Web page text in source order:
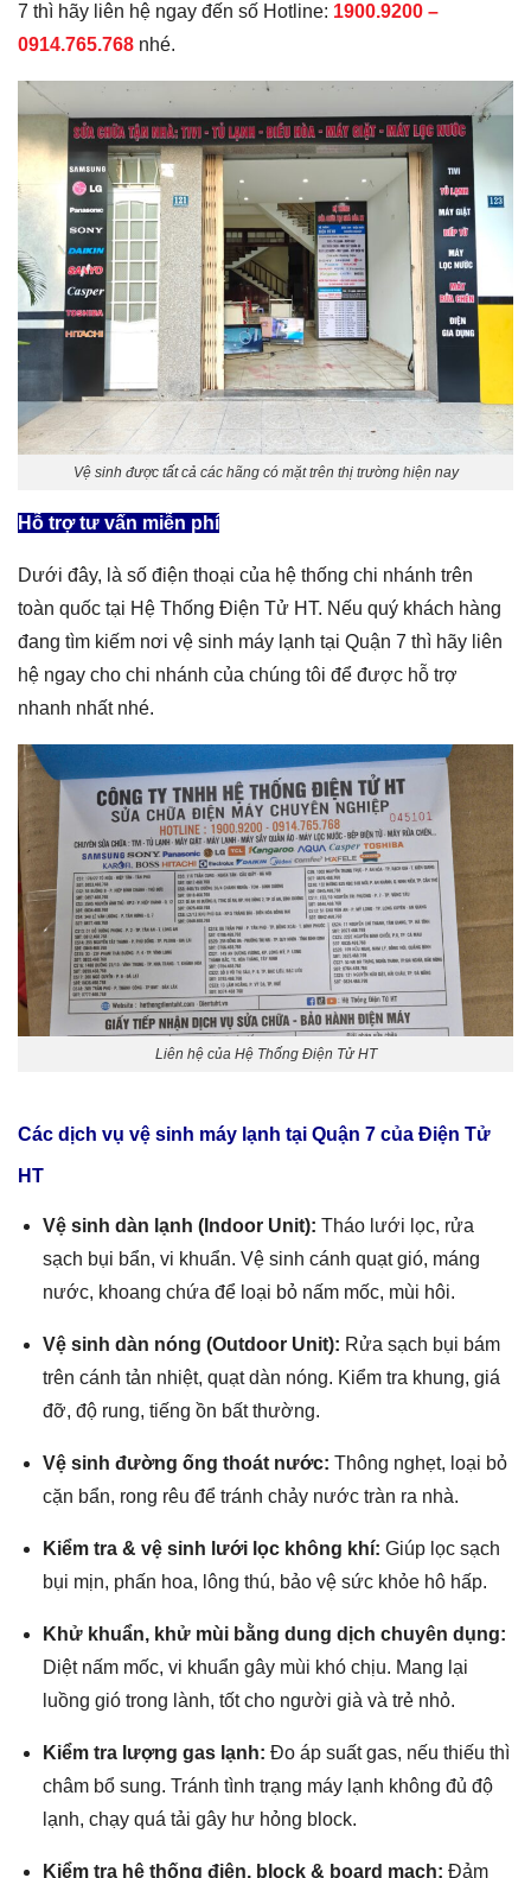
7 thì hãy liên hệ ngay đến số Hotline: 1900.9200 –
0914.765.768 nhé.
Vệ sinh được tất cả các hãng có mặt trên thị trường hiện nay
Hỗ trợ tư vấn miễn phí
Dưới đây, là số điện thoại của hệ thống chi nhánh trên
toàn quốc tại Hệ Thống Điện Tử HT. Nếu quý khách hàng
đang tìm kiếm nơi vệ sinh máy lạnh tại Quận 7 thì hãy liên
hệ ngay cho chi nhánh của chúng tôi để được hỗ trợ
nhanh nhất nhé.
Liên hệ của Hệ Thống Điện Tử HT
Các dịch vụ vệ sinh máy lạnh tại Quận 7 của Điện Tử
HT
Vệ sinh dàn lạnh (Indoor Unit): Tháo lưới lọc, rửa
sạch bụi bẩn, vi khuẩn. Vệ sinh cánh quạt gió, máng
nước, khoang chứa để loại bỏ nấm mốc, mùi hôi.
Vệ sinh dàn nóng (Outdoor Unit): Rửa sạch bụi bám
trên cánh tản nhiệt, quạt dàn nóng. Kiểm tra khung, giá
đỡ, độ rung, tiếng ồn bất thường.
Vệ sinh đường ống thoát nước: Thông nghẹt, loại bỏ
cặn bẩn, rong rêu để tránh chảy nước tràn ra nhà.
Kiểm tra & vệ sinh lưới lọc không khí: Giúp lọc sạch
bụi mịn, phấn hoa, lông thú, bảo vệ sức khỏe hô hấp.
Khử khuẩn, khử mùi bằng dung dịch chuyên dụng:
Diệt nấm mốc, vi khuẩn gây mùi khó chịu. Mang lại
luồng gió trong lành, tốt cho người già và trẻ nhỏ.
Kiểm tra lượng gas lạnh: Đo áp suất gas, nếu thiếu thì
châm bổ sung. Tránh tình trạng máy lạnh không đủ độ
lạnh, chạy quá tải gây hư hỏng block.
Kiểm tra hệ thống điện, block & board mạch: Đảm